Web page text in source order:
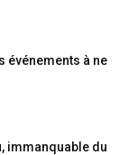
événements à ne
immanquable du